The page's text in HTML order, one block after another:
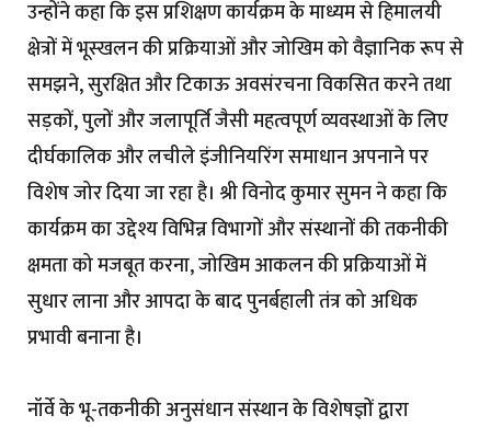
उन्होंने कहा कि इस प्रशिक्षण कार्यक्रम के माध्यम से हिमालयी
क्षेत्रों में भूस्खलन की प्रक्रियाओं और जोखिम को वैज्ञानिक रूप से
समझने, सुरक्षित और टिकाऊ अवसंरचना विकसित करने तथा
सड़कों, पुलों और जलापूर्ति जैसी महत्वपूर्ण व्यवस्थाओं के लिए
दीर्घकालिक और लचीले इंजीनियरिंग समाधान अपनाने पर
विशेष जोर दिया जा रहा है। श्री विनोद कुमार सुमन ने कहा कि
कार्यक्रम का उद्देश्य विभिन्न विभागों और संस्थानों की तकनीकी
क्षमता को मजबूत करना, जोखिम आकलन की प्रक्रियाओं में
सुधार लाना और आपदा के बाद पुनर्बहाली तंत्र को अधिक
प्रभावी बनाना है।
नॉर्वे के भू-तकनीकी अनुसंधान संस्थान के विशेषज्ञों द्वारा